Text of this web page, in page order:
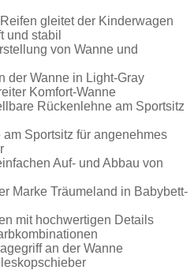
gleitet der Kinderwagen
und stabil
von Wanne und
der Wanne in Light-Gray
Komfort-Wanne
Rückenlehne am Sportsitz
Sportsitz für angenehmes
Auf- und Abbau von
Marke Träumeland in Babybett-
mit hochwertigen Details
an der Wanne